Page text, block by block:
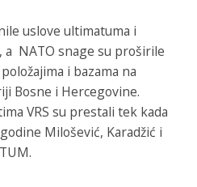
uslove ultimatuma i
a NATO snage su proširile
i bazama na
Bosne i Hercegovine.
VRS su prestali tek kada
Milošević, Karadžić i